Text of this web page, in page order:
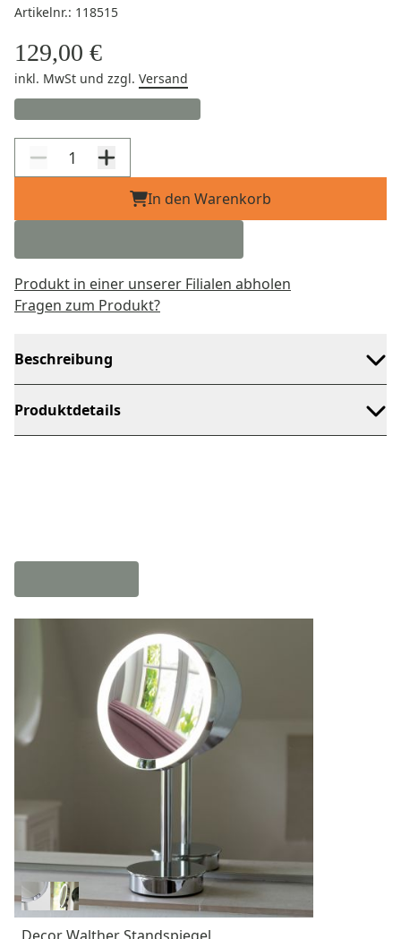
Artikelnr.: 118515
129,00 €
inkl. MwSt und zzgl. Versand
In den Warenkorb
Produkt in einer unserer Filialen abholen
Fragen zum Produkt?
Beschreibung
Produktdetails